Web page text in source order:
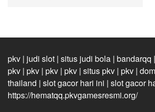
pkv | judi slot | situs judi bola | bandarqq |
pkv | pkv | pkv | pkv | situs pkv | pkv |
thailand | slot gacor hari ini | slot gacor
https://hematqq.pkvgamesresmi.org/